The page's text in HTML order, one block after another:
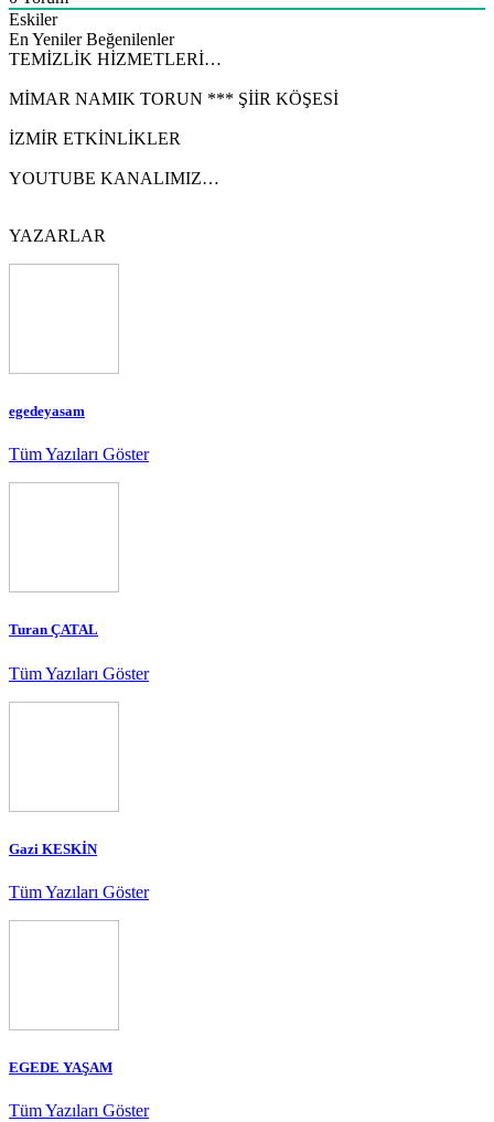
Eskiler
En Yeniler Beğenilenler
TEMİZLİK HİZMETLERİ…
MİMAR NAMIK TORUN *** ŞİİR KÖŞESİ
İZMİR ETKİNLİKLER
YOUTUBE KANALIMIZ…
YAZARLAR
egedeyasam
Tüm Yazıları Göster
Turan ÇATAL
Tüm Yazıları Göster
Gazi KESKİN
Tüm Yazıları Göster
EGEDE YAŞAM
Tüm Yazıları Göster